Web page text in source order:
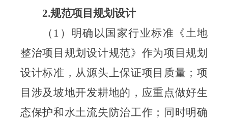
2.规范项目规划设计
（ 1） 明确以国家行业标准《土地
整治项目规划设计规范》作为项目规划
设计标准，从源头上保证项目质量 ； 项
目涉及坡地开发耕地的，应重点做好生
态保护和水土流失防治工作 ； 同时明确